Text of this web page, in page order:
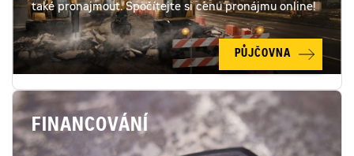
také pronajmout. Spočítejte si cenu pronájmu online!
PŮJČOVNA
FINANCOVÁNÍ